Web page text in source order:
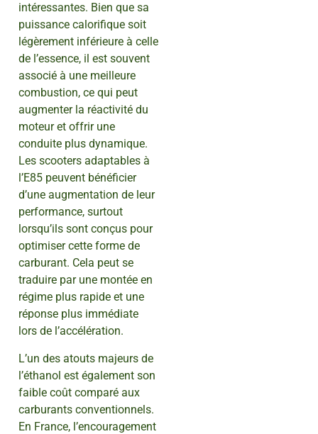
intéressantes. Bien que sa
puissance calorifique soit
légèrement inférieure à celle
de l’essence, il est souvent
associé à une meilleure
combustion, ce qui peut
augmenter la réactivité du
moteur et offrir une
conduite plus dynamique.
Les scooters adaptables à
l’E85 peuvent bénéficier
d’une augmentation de leur
performance, surtout
lorsqu’ils sont conçus pour
optimiser cette forme de
carburant. Cela peut se
traduire par une montée en
régime plus rapide et une
réponse plus immédiate
lors de l’accélération.
L’un des atouts majeurs de
l’éthanol est également son
faible coût comparé aux
carburants conventionnels.
En France, l’encouragement